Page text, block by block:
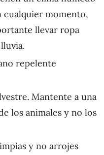
cualquier momento,
llevar ropa
repelente
Mantente a una
los animales y no los
y no arrojes